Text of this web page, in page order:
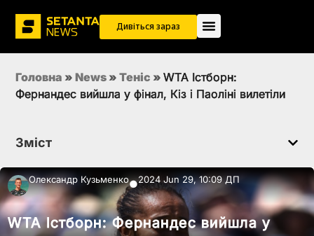
Дивіться зараз
Головна » News » Теніс » WTA Істборн:
Фернандес вийшла у фінал, Кіз і Паоліні вилетіли
Зміст
Олександр Кузьменко●2024 Jun 29, 10:09 ДП
WTA Істборн: Фернандес вийшла у